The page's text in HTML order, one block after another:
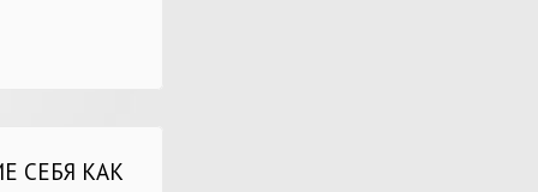
СЕБЯ КАК